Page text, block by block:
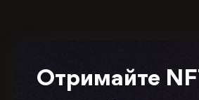
Отримайте